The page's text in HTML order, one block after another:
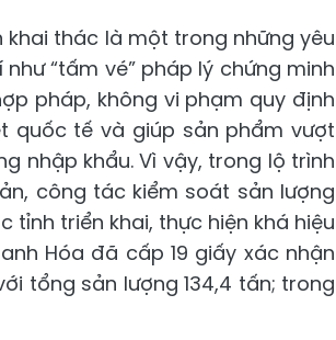
thác là một trong những yêu
“tấm vé” pháp lý chứng minh
pháp, không vi phạm quy định
quốc tế và giúp sản phẩm vượt
nhập khẩu. Vì vậy, trong lộ trình
công tác kiểm soát sản lượng
triển khai, thực hiện khá hiệu
Hóa đã cấp 19 giấy xác nhận
tổng sản lượng 134,4 tấn; trong